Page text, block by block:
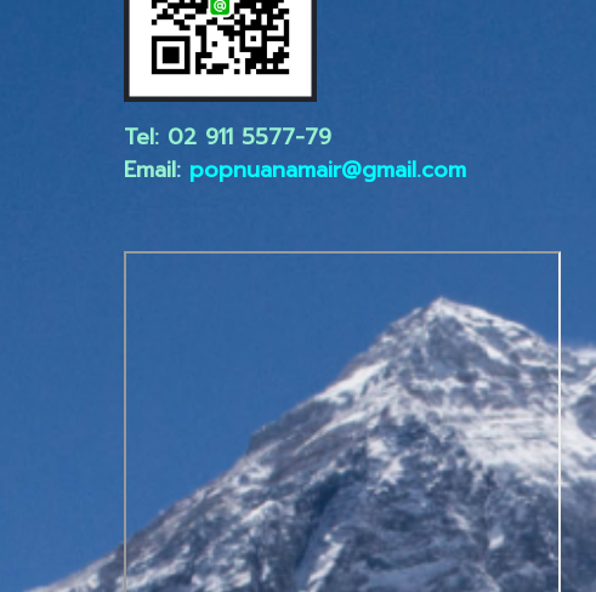
Tel: 02 ​911 5577-79
Email: popnuanamair@gmail.com